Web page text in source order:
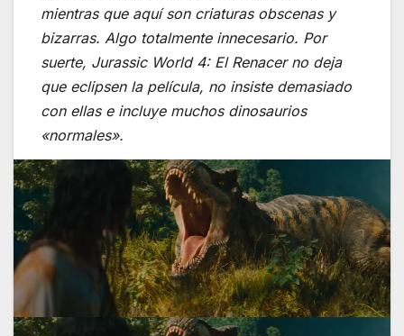
mientras que aquí son criaturas obscenas y
bizarras. Algo totalmente innecesario. Por
suerte, Jurassic World 4: El Renacerno deja
que eclipsen la película, no insiste demasiado
con ellas e incluye muchos dinosaurios
«normales».